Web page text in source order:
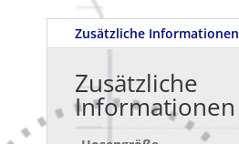
Zusätzliche Informationen
Zusätzliche
Informationen